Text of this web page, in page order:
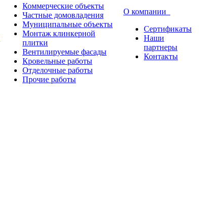
Коммерческие объекты
Частные домовладения
Муниципальные объекты
Монтаж клинкерной
плитки
Вентилируемые фасады
Кровельные работы
Отделочные работы
Прочие работы
О компании
Сертификаты
Наши
партнеры
Контакты